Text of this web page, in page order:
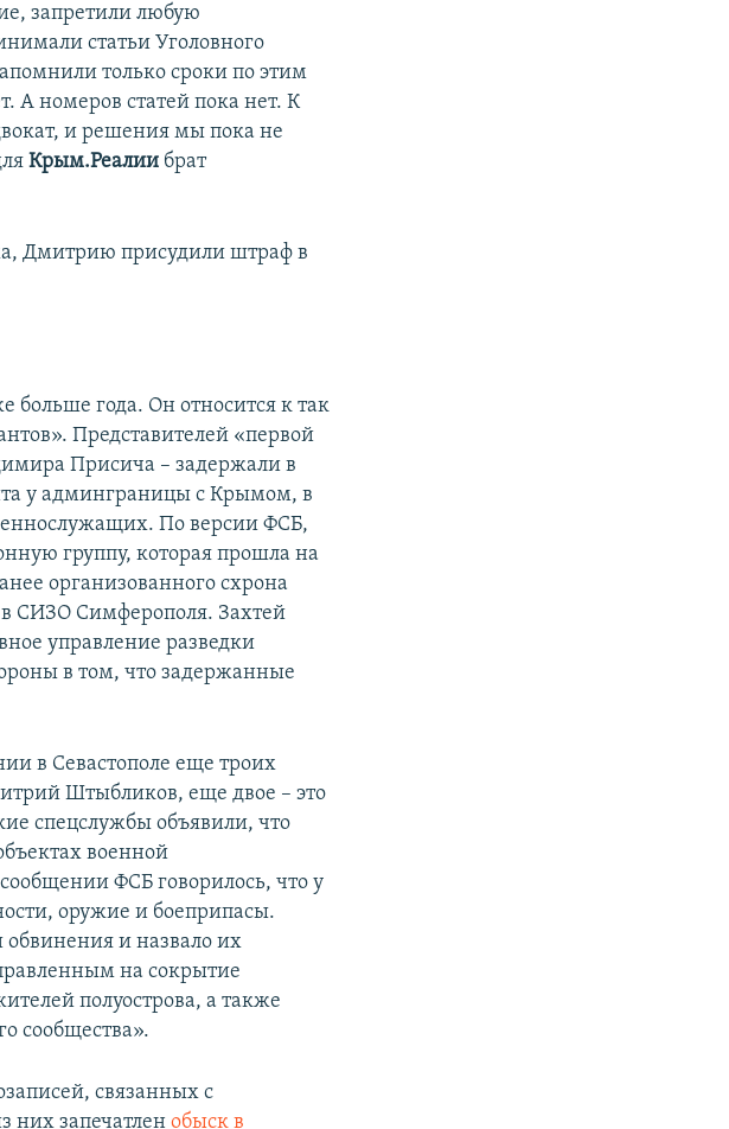
запретили любую
статьи Уголовного
только сроки по этим
А номеров статей пока нет. К
и решения мы пока не
Крым.Реалиибрат
Дмитрию присудили штраф в
года. Он относится к так
Представителей «первой
Присича – задержали в
у админграницы с Крымом, в
По версии ФСБ,
группу, которая прошла на
организованного схрона
в СИЗО Симферополя. Захтей
управление разведки
в том, что задержанные
в Севастополе еще троих
Штыбликов, еще двое – это
спецслужбы объявили, что
военной
ФСБ говорилось, что у
оружие и боеприпасы.
и назвало их
на сокрытие
полуострова, а также
сообщества».
связанных с
них запечатленобыск в